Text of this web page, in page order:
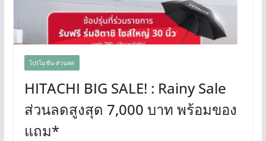
โปรโมชั่น-ส่วนลด
HITACHI BIG SALE! : Rainy Sale
ส่วนลดสูงสุด 7,000 บาท พร้อมของ
แถม*